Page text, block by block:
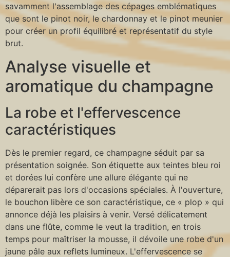
savamment l'assemblage des cépages emblématiques
que sont le pinot noir, le chardonnay et le pinot meunier
pour créer un profil équilibré et représentatif du style
brut.
Analyse visuelle et
aromatique du champagne
La robe et l'effervescence
caractéristiques
Dès le premier regard, ce champagne séduit par sa
présentation soignée. Son étiquette aux teintes bleu roi
et dorées lui confère une allure élégante qui ne
déparerait pas lors d'occasions spéciales. À l'ouverture,
le bouchon libère ce son caractéristique, ce « plop » qui
annonce déjà les plaisirs à venir. Versé délicatement
dans une flûte, comme le veut la tradition, en trois
temps pour maîtriser la mousse, il dévoile une robe d'un
jaune pâle aux reflets lumineux. L'effervescence se